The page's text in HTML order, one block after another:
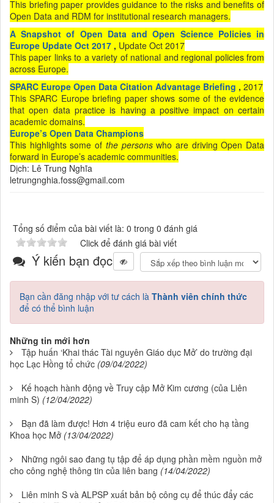
This briefing paper provides guidance to the risks and benefits of
Open Data and RDM for institutional research managers.
A Snapshot of Open Data and Open Science Policies in
Europe Update Oct 2017 , Update Oct 2017
This paper links to a variety of national and regional policies from
across Europe.
SPARC Europe Open Data Citation Advantage Briefing , 2017
This SPARC Europe briefing paper shows some of the evidence
that open data practice is having a positive impact on certain
academic domains.
Europe’s Open Data Champions
This highlights some of the personswho are driving Open Data
forward in Europe’s academic communities.
Dịch: Lê Trung Nghĩa
letrungnghia.foss@gmail.com
Tổng số điểm của bài viết là: 0 trong 0 đánh giá
Click để đánh giá bài viết
Ý kiến bạn đọc
Bạn cần đăng nhập với tư cách là Thành viên chính thức
để có thể bình luận
Những tin mới hơn
Tập huấn ‘Khai thác Tài nguyên Giáo dục Mở’ do trường đại
học Lạc Hồng tổ chức (09/04/2022)
Kế hoạch hành động về Truy cập Mở Kim cương (của Liên
minh S) (12/04/2022)
Bạn đã làm được! Hơn 4 triệu euro đã cam kết cho hạ tầng
Khoa học Mở (13/04/2022)
Những ngôi sao đang tụ tập để áp dụng phần mềm nguồn mở
cho công nghệ thông tin của liên bang (14/04/2022)
Liên minh S và ALPSP xuất bản bộ công cụ để thúc đẩy các